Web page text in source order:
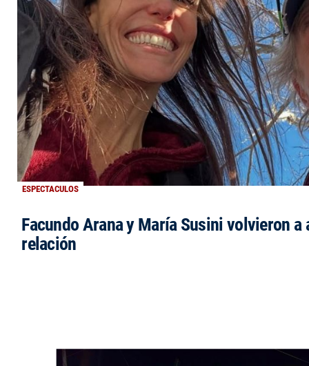
ESPECTACULOS
Facundo Arana y María Susini volvieron a
relación